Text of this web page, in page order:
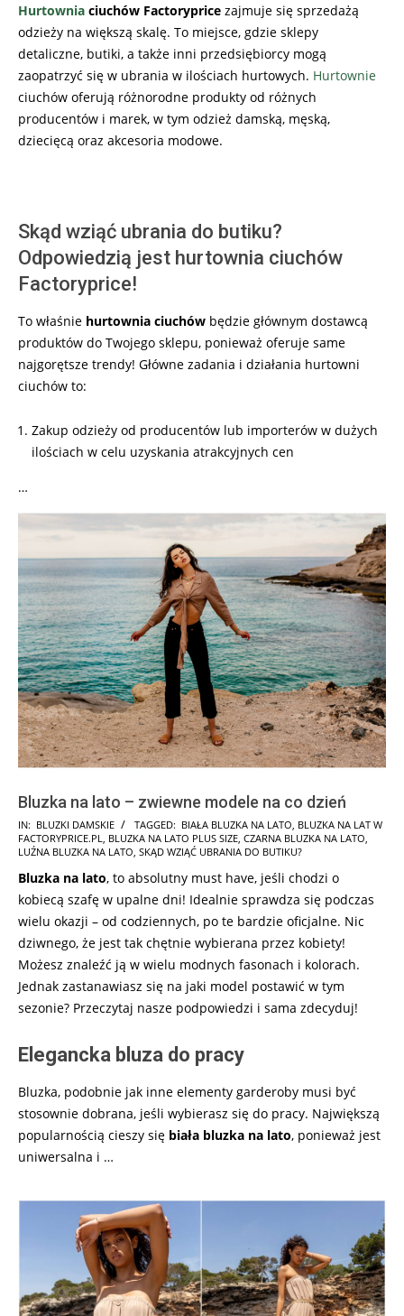
08
Hurtownia ciuchów Factoryprice zajmuje się sprzedażą
odzieży na większą skalę. To miejsce, gdzie sklepy
detaliczne, butiki, a także inni przedsiębiorcy mogą
zaopatrzyć się w ubrania w ilościach hurtowych. Hurtownie
ciuchów oferują różnorodne produkty od różnych
producentów i marek, w tym odzież damską, męską,
dziecięcą oraz akcesoria modowe.
Skąd wziąć ubrania do butiku?
Odpowiedzią jest hurtownia ciuchów
Factoryprice!
To właśnie hurtownia ciuchów będzie głównym dostawcą
produktów do Twojego sklepu, ponieważ oferuje same
najgorętsze trendy! Główne zadania i działania hurtowni
ciuchów to:
Zakup odzieży od producentów lub importerów w dużych
ilościach w celu uzyskania atrakcyjnych cen
…
Bluzka na lato – zwiewne modele na co dzień
2025-
08-
IN: BLUZKI DAMSKIE TAGGED: BIAŁA BLUZKA NA LATO, BLUZKA NA LAT W
FACTORYPRICE.PL, BLUZKA NA LATO PLUS SIZE, CZARNA BLUZKA NA LATO,
LUŹNA BLUZKA NA LATO, SKĄD WZIĄĆ UBRANIA DO BUTIKU?
Bluzka na lato, to absolutny must have, jeśli chodzi o
kobiecą szafę w upalne dni! Idealnie sprawdza się podczas
wielu okazji – od codziennych, po te bardzie oficjalne. Nic
dziwnego, że jest tak chętnie wybierana przez kobiety!
Możesz znaleźć ją w wielu modnych fasonach i kolorach.
Jednak zastanawiasz się na jaki model postawić w tym
sezonie? Przeczytaj nasze podpowiedzi i sama zdecyduj!
Elegancka bluza do pracy
Bluzka, podobnie jak inne elementy garderoby musi być
stosownie dobrana, jeśli wybierasz się do pracy. Największą
popularnością cieszy się biała bluzka na lato, ponieważ jest
uniwersalna i …